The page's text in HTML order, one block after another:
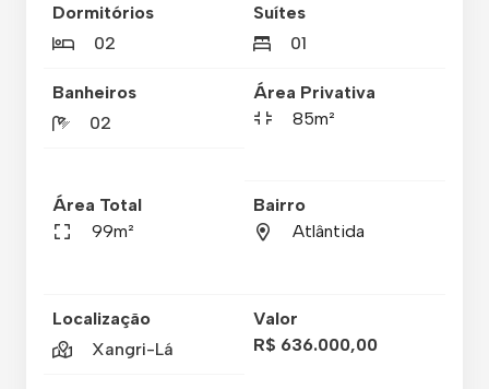
Dormitórios
02
Suítes
01
Banheiros
02
Área Privativa
85m²
Área Total
99m²
Bairro
Atlântida
Localização
Xangri-Lá
Valor
R$ 636.000,00